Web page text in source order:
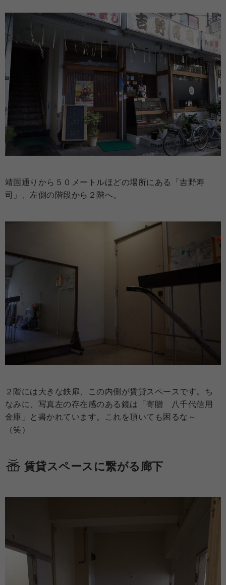
靖国通りから５０メートルほどの場所にある「吉野寿
司」、左側の階段から２階へ。
２階には大きな鉄扉、この内側が賃貸スペースです。ち
なみに、写真左の存在感のある鏡は「寄贈 八千代信用
金庫」と書かれています。これを頂いても困るな～
（笑）
賃貸スペースに繋がる廊下